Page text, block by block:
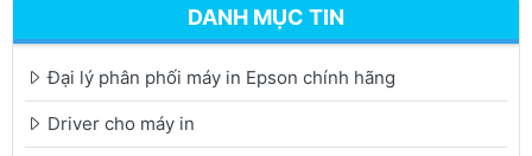
DANH MỤC TIN
Đại lý phân phối máy in Epson chính hãng
Driver cho máy in